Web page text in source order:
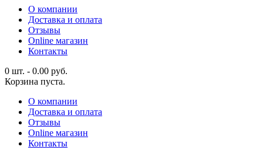
О компании
Доставка и оплата
Отзывы
Online магазин
Контакты
0 шт. - 0.00 руб.
Корзина пуста.
О компании
Доставка и оплата
Отзывы
Online магазин
Контакты